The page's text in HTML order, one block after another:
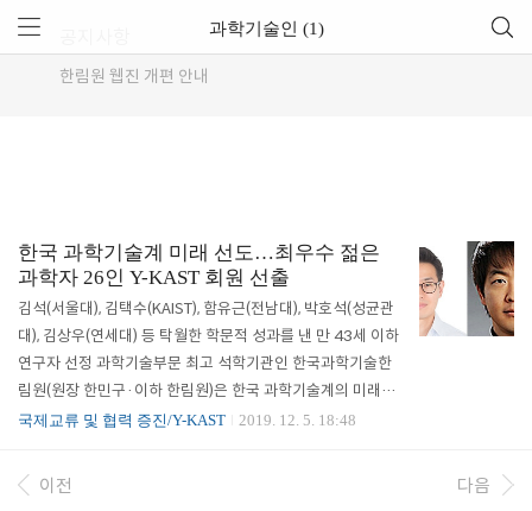
한림원 웹진 개편 안내
과학기술인 (1)
한국 과학기술계 미래 선도…최우수 젊은
과학자 26인 Y-KAST 회원 선출
김석(서울대), 김택수(KAIST), 함유근(전남대), 박호석(성균관
대), 김상우(연세대) 등 탁월한 학문적 성과를 낸 만 43세 이하
연구자 선정 과학기술부문 최고 석학기관인 한국과학기술한
림원(원장 한민구·이하 한림원)은 한국 과학기술계의 미래를
선도할 최우수 젊은 과학자 26명을 2020년도 한국차세대과
echnology, Y-KAST) 신입회원으로 선출했다. 신입 차세대회
원으로는 △정책학부 임재현 서울대학교 교수 등 2명, △이학
국제교류 및 협력 증진/Y-KAST 2019. 12. 5. 18:48
이전 다음